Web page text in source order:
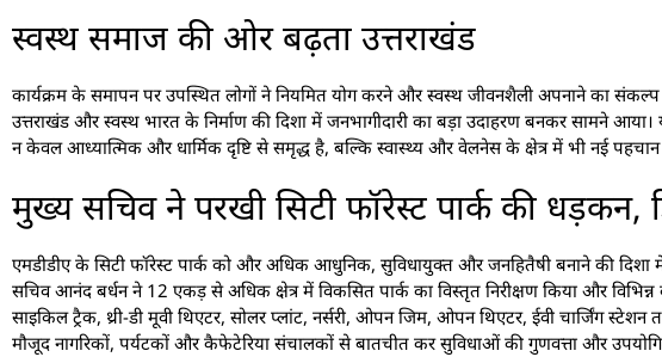
स्वस्थ समाज की ओर बढ़ता उत्तराखंड
कार्यक्रम के समापन पर उपस्थित लोगों ने नियमित योग करने और स्वस्थ जीवनशैली अपनाने का
उत्तराखंड और स्वस्थ भारत के निर्माण की दिशा में जनभागीदारी का बड़ा उदाहरण बनकर सामने
न केवल आध्यात्मिक और धार्मिक दृष्टि से समृद्ध है, बल्कि स्वास्थ्य और वेलनेस के क्षेत्र में भी नई
मुख्य सचिव ने परखी सिटी फॉरेस्ट पार्क की धड़कन,
एमडीडीए के सिटी फॉरेस्ट पार्क को और अधिक आधुनिक, सुविधायुक्त और जनहितैषी बनाने की दिशा में
सचिव आनंद बर्धन ने 12 एकड़ से अधिक क्षेत्र में विकसित पार्क का विस्तृत निरीक्षण किया और विभिन्न
साइकिल ट्रैक, थ्री-डी मूवी थिएटर, सोलर प्लांट, नर्सरी, ओपन जिम, ओपन थिएटर, ईवी चार्जिंग
मौजूद नागरिकों, पर्यटकों और कैफेटेरिया संचालकों से बातचीत कर सुविधाओं की गुणवत्ता और